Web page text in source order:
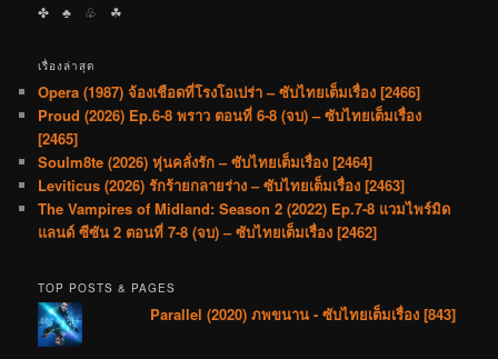
✤ ♣︎ ♧ ☘︎
เรื่องล่าสุด
Opera (1987) จ้องเชือดที่โรงโอเปร่า – ซับไทยเต็มเรื่อง [2466]
Proud (2026) Ep.6-8 พราว ตอนที่ 6-8 (จบ) – ซับไทยเต็มเรื่อง
[2465]
Soulm8te (2026) หุ่นคลั่งรัก – ซับไทยเต็มเรื่อง [2464]
Leviticus (2026) รักร้ายกลายร่าง – ซับไทยเต็มเรื่อง [2463]
The Vampires of Midland: Season 2 (2022) Ep.7-8 แวมไพร์มิด
แลนด์ ซีซัน 2 ตอนที่ 7-8 (จบ) – ซับไทยเต็มเรื่อง [2462]
TOP POSTS & PAGES
Parallel (2020) ภพขนาน - ซับไทยเต็มเรื่อง [843]